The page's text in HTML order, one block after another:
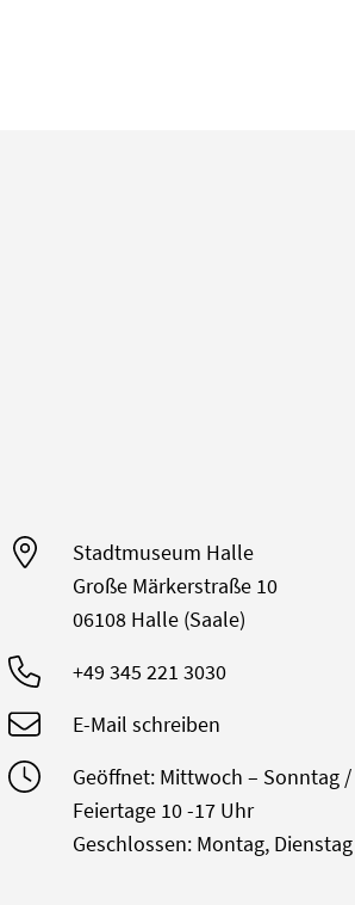
Stadtmuseum Halle
Große Märkerstraße 10
06108 Halle (Saale)
+49 345 221 3030
E-Mail schreiben
Geöffnet: Mittwoch – Sonntag /
Feiertage 10 -17 Uhr
Geschlossen: Montag, Dienstag